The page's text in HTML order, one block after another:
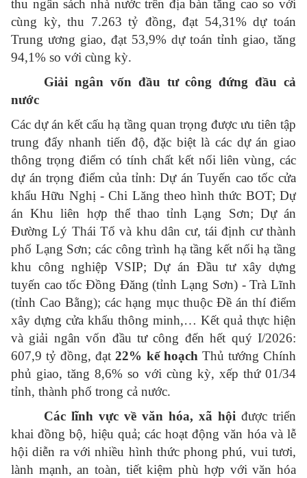
thu ngân sách nhà nước trên địa bàn tăng cao so với
cùng kỳ, thu 7.263 tỷ đồng, đạt 54,31% dự toán
Trung ương giao, đạt 53,9% dự toán tỉnh giao, tăng
94,1% so với cùng kỳ.
Giải ngân vốn đầu tư công đứng đầu cả
nước
Các dự án kết cấu hạ tầng quan trọng được ưu tiên tập
trung đẩy nhanh tiến độ, đặc biệt là các dự án giao
thông trọng điểm có tính chất kết nối liên vùng, các
dự án trọng điểm của tỉnh:Dự án Tuyến cao tốc cửa
khẩu Hữu Nghị - Chi Lăng theo hình thức BOT; Dự
án Khu liên hợp thể thao tỉnh Lạng Sơn; Dự án
Đường Lý Thái Tổ và khu dân cư, tái định cư thành
phố Lạng Sơn; các công trình hạ tầng kết nối hạ tầng
khu công nghiệp VSIP; Dự án Đầu tư xây dựng
tuyến cao tốc Đồng Đăng (tỉnh Lạng Sơn) - Trà Lĩnh
(tỉnh Cao Bằng); các hạng mục thuộc Đề án thí điểm
xây dựng cửa khẩu thông minh,… Kết quả thực hiện
và giải ngân vốn đầu tư công đến hết quý I/2026:
607,9 tỷ đồng, đạt22% kế hoạch Thủ tướng Chính
phủ giao, tăng 8,6% so với cùng kỳ, xếp thứ 01/34
tỉnh, thành phố trong cả nước.
Các lĩnh vực về văn hóa, xã hội được triển
khai đồng bộ, hiệu quả; các hoạt động văn hóa và lễ
hội diễn ra với nhiều hình thức phong phú, vui tươi,
lành mạnh, an toàn, tiết kiệmphù hợp với văn hóa